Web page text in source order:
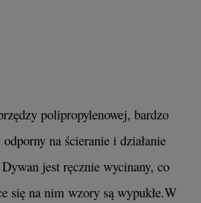
polipropylenowej, bardzo
na ścieranie i działanie
Dywan jest ręcznie wycinany, co
się na nim wzory są wypukłe.W